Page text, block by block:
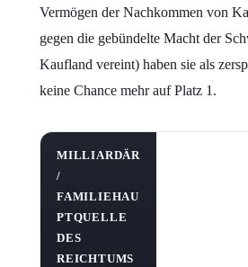
Vermögen der Nachkommen von
gegen die gebündelte Macht der
Kaufland vereint) haben sie als
keine Chance mehr auf Platz 1.
MILLIARDÄR
/
FAMILIEHAU
PTQUELLE
DES
REICHTUMS